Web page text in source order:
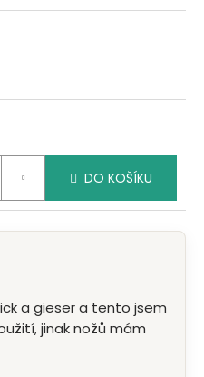
DO KOŠÍKU
a gieser a tento jsem
jinak nožů mám